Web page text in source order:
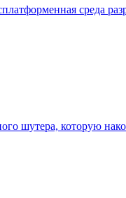
среда
шутера, которую